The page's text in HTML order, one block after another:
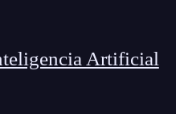
Artificial
del sector